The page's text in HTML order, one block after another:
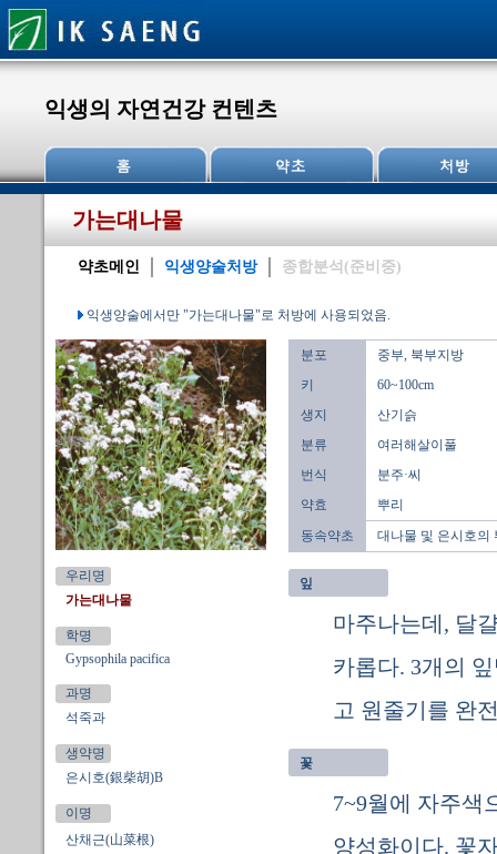
익생의 자연건강 컨텐츠
가는대나물
약초메인 익생양술처방 종합분석(준비중)
익생양술에서만 "가는대나물"로 처방에 사용되었음.
우리명
가는대나물
학명
Gypsophila pacifica
과명
석죽과
생약명
은시호(銀柴胡)B
이명
산채근(山菜根)
분포
중부, 북부지방
키
60~100cm
생지
산기슭
분류
여러해살이풀
번식
분주·씨
약효
뿌리
동속약초
대나물 및 은시호의
잎
마주나는데, 달
카롭다. 3개의
고 원줄기를 완
꽃
7~9월에 자주색
양성화이다. 꽃